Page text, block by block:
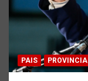
PAIS PROVINCIA